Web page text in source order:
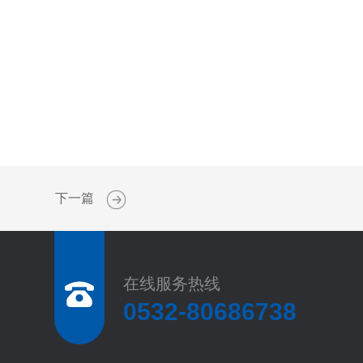
下一篇
在线服务热线
0532-80686738